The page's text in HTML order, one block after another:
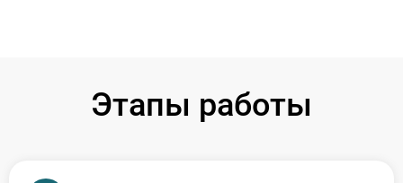
Этапы работы